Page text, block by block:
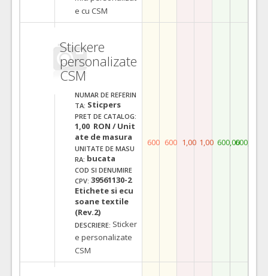
e cu CSM
Stickere
personalizate
CSM
NUMAR DE REFERIN
TA: Sticpers
PRET DE CATALOG:
1,00 RON / Unit
ate de masura
UNITATE DE MASU
RA: bucata
COD SI DENUMIRE
CPV: 39561130-2
Etichete si ecu
soane textile
(Rev.2)
DESCRIERE: Sticker
e personalizate
CSM
600 600 1,00 1,00 600,00600,00